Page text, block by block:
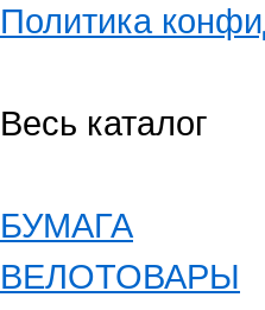
Политика
Весь каталог
БУМАГА
ВЕЛОТОВАРЫ